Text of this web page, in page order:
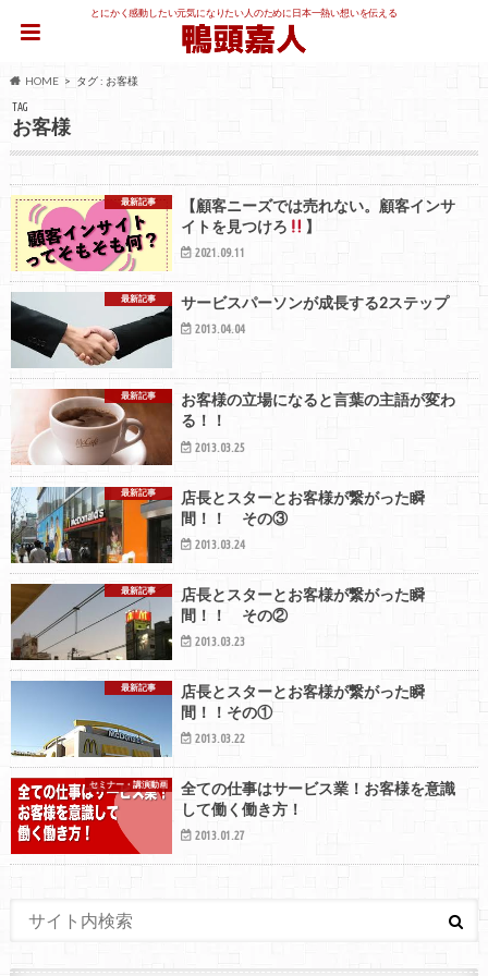
とにかく感動したい元気になりたい人のために日本一熱い想いを伝える
HOME タグ : お客様
TAG
お客様
最新記事
【顧客ニーズでは売れない。顧客インサ
イトを見つけろ
】
2021.09.11
最新記事 サービスパーソンが成長する2ステップ
2013.04.04
最新記事
お客様の立場になると言葉の主語が変わ
る！！
2013.03.25
最新記事
店長とスターとお客様が繋がった瞬
間！！ その③
2013.03.24
最新記事
店長とスターとお客様が繋がった瞬
間！！ その②
2013.03.23
最新記事
店長とスターとお客様が繋がった瞬
間！！その①
2013.03.22
セミナー・講演動画
全ての仕事はサービス業！お客様を意識
して働く働き方！
2013.01.27